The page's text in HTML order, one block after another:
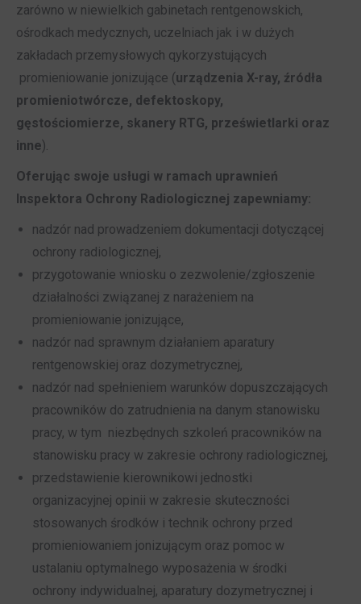
zarówno w niewielkich gabinetach rentgenowskich,
ośrodkach medycznych, uczelniach jak i w dużych
zakładach przemysłowych qykorzystujących
promieniowanie jonizujące (urządzenia X-ray, źródła
promieniotwórcze, defektoskopy,
gęstościomierze, skanery RTG, prześwietlarki oraz
inne).
Oferując swoje usługi w ramach uprawnień
Inspektora Ochrony Radiologicznej zapewniamy:
nadzór nad prowadzeniem dokumentacji dotyczącej
ochrony radiologicznej,
przygotowanie wniosku o zezwolenie/zgłoszenie
działalności związanej z narażeniem na
promieniowanie jonizujące,
nadzór nad sprawnym działaniem aparatury
rentgenowskiej oraz dozymetrycznej,
nadzór nad spełnieniem warunków dopuszczających
pracowników do zatrudnienia na danym stanowisku
pracy, w tym niezbędnych szkoleń pracowników na
stanowisku pracy w zakresie ochrony radiologicznej,
przedstawienie kierownikowi jednostki
organizacyjnej opinii w zakresie skuteczności
stosowanych środków i technik ochrony przed
promieniowaniem jonizującym oraz pomoc w
ustalaniu optymalnego wyposażenia w środki
ochrony indywidualnej, aparatury dozymetrycznej i